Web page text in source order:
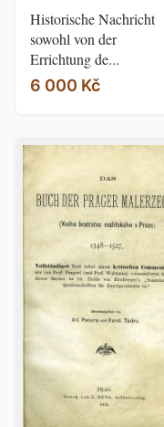
Historische Nachricht
sowohl von der
Errichtung de...
6 000 Kč